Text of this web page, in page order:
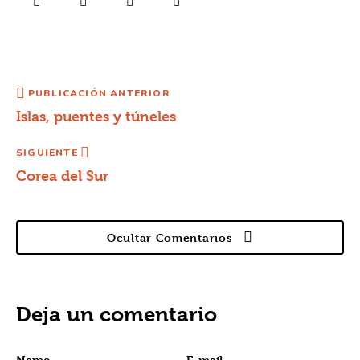
PUBLICACIÓN ANTERIOR
Islas, puentes y túneles
SIGUIENTE
Corea del Sur
Ocultar Comentarios
Deja un comentario